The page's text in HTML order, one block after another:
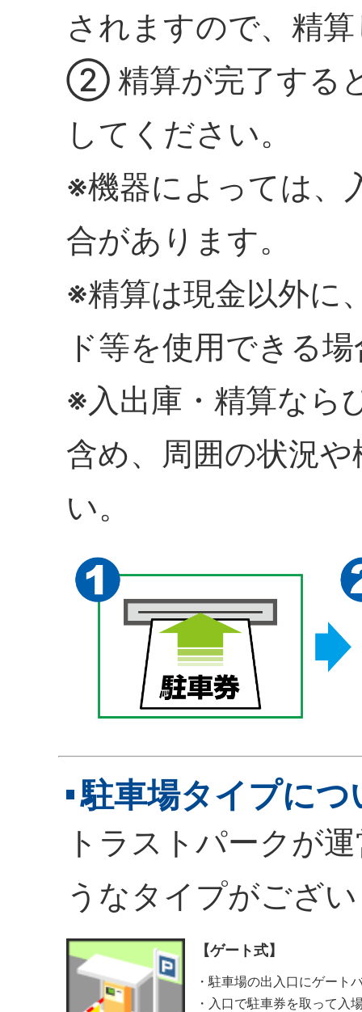
されますので、精
② 精算が完了する
してください。
※機器によっては、
合があります。
※精算は現金以外に
ド等を使用できる
※入出庫・精算なら
含め、周囲の状況
い。
駐車場タイプにつ
トラストパークが
うなタイプがござ
【ゲート式】
・駐車場の出入口にゲート
・入口で駐車券を取って入